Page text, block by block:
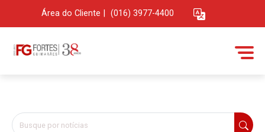
Área do Cliente (016) 3977-4400